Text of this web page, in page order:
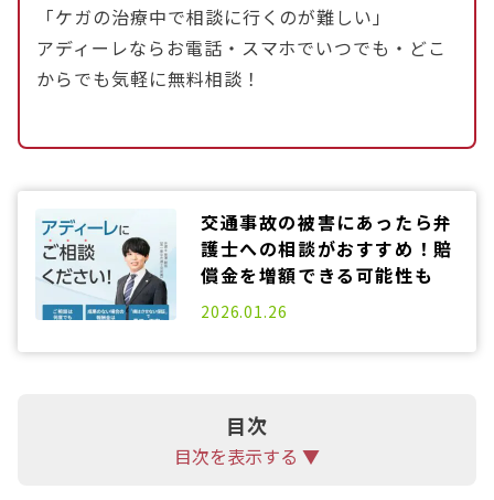
「ケガの治療中で相談に行くのが難しい」
アディーレならお電話・スマホでいつでも・どこ
からでも気軽に無料相談！
交通事故の被害にあったら弁
護士への相談がおすすめ！賠
償金を増額できる可能性も
2025.06.20
2026.01.26
目次
目次を表示する ▼